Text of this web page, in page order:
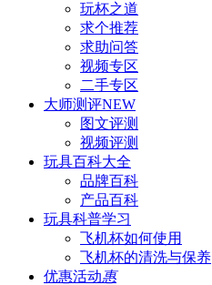
玩杯之道
求个推荐
求助问答
视频专区
二手专区
大师测评NEW
图文评测
视频评测
玩具百科大全
品牌百科
产品百科
玩具科普学习
飞机杯如何使用
飞机杯的清洗与保养
优惠活动惠